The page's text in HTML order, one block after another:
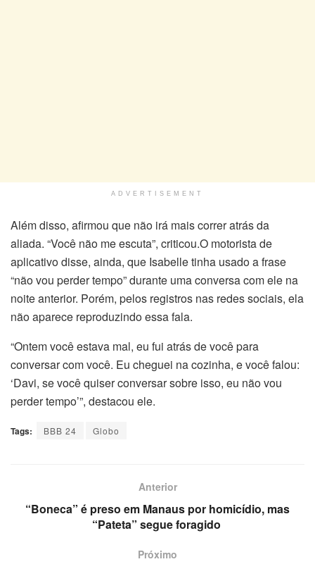
ADVERTISEMENT
Além disso, afirmou que não irá mais correr atrás da
aliada. “Você não me escuta”, criticou.O motorista de
aplicativo disse, ainda, que Isabelle tinha usado a frase
“não vou perder tempo” durante uma conversa com ele na
noite anterior. Porém, pelos registros nas redes sociais, ela
não aparece reproduzindo essa fala.
“Ontem você estava mal, eu fui atrás de você para
conversar com você. Eu cheguei na cozinha, e você falou:
‘Davi, se você quiser conversar sobre isso, eu não vou
perder tempo’”, destacou ele.
Tags: BBB 24 Globo
Anterior
“Boneca” é preso em Manaus por homicídio, mas
“Pateta” segue foragido
Próximo